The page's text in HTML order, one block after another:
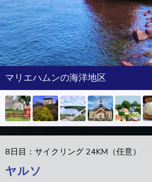
マリエハムンの海洋地区
8日目：サイクリング 24KM（任意）
ヤルソ